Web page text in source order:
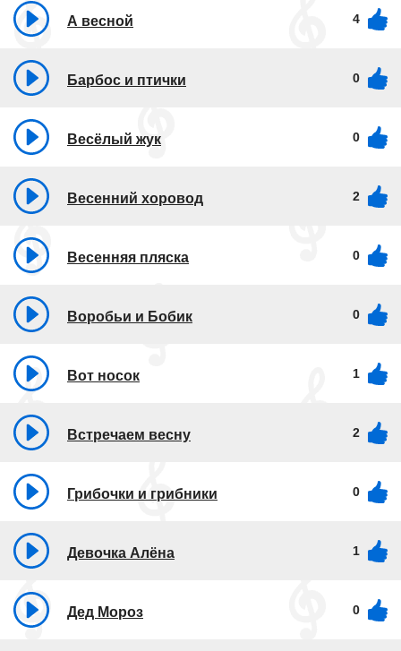
А весной 4
Барбос и птички 0
Весёлый жук 0
Весенний хоровод 2
Весенняя пляска 0
Воробьи и Бобик 0
Вот носок 1
Встречаем весну 2
Грибочки и грибники 0
Девочка Алёна 1
Дед Мороз 0